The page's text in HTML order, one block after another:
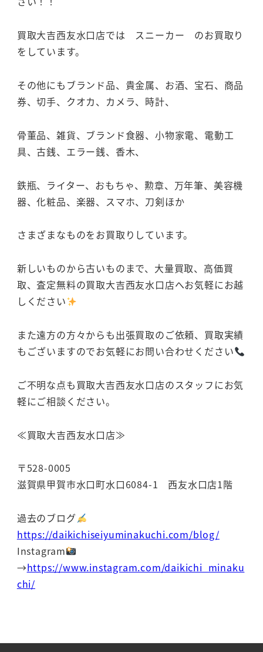
買取大吉西友水口店では スニーカー のお買取り
をしています。
その他にもブランド品、貴金属、お酒、宝石、商品
券、切手、クオカ、カメラ、時計、
骨董品、雑貨、ブランド食器、小物家電、電動工
具、古銭、エラー銭、香木、
鉄瓶、ライター、おもちゃ、勲章、万年筆、美容機
器、化粧品、楽器、スマホ、刀剣ほか
さまざまなものをお買取りしています。
新しいものから古いものまで、大量買取、高価買
取、査定無料の買取大吉西友水口店へお気軽にお越
しください
また遠方の方々からも出張買取のご依頼、買取実績
もございますのでお気軽にお問い合わせください
ご不明な点も買取大吉西友水口店のスタッフにお気
軽にご相談ください。
≪買取大吉西友水口店≫
〒528-0005
滋賀県甲賀市水口町水口6084-1 西友水口店1階
過去のブログ
https://daikichiseiyuminakuchi.com/blog/
Instagram
→https://www.instagram.com/daikichi_minaku
chi/